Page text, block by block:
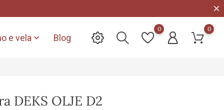
e vela  Blog
0 0
DEKS OLJE D2